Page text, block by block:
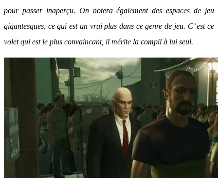
pour passer inaperçu. On notera également des espaces de jeu
gigantesques, ce qui est un vrai plus dans ce genre de jeu. C’ est ce
volet qui est le plus convaincant, il mérite la compil à lui seul.